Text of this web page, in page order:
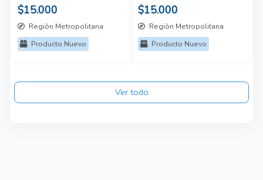
$15.000
Región Metropolitana
Producto Nuevo
$15.000
Región Metropolitana
Producto Nuevo
Ver todo